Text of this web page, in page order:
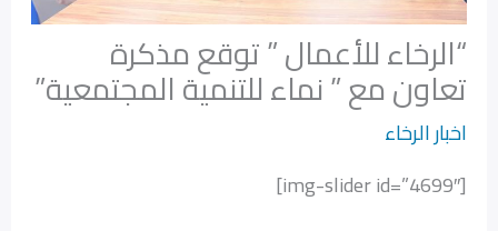
“الرخاء للأعمال ” توقع مذكرة
تعاون مع ” نماء للتنمية المجتمعية”
اخبار الرخاء
[img-slider id=”4699″]